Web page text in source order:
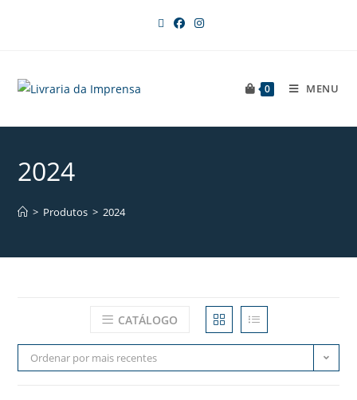
0 MENU
2024
> Produtos > 2024
CATÁLOGO
Ordenar por mais recentes